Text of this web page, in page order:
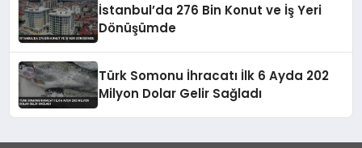
İstanbul’da 276 Bin Konut ve İş Yeri
Dönüşümde
Türk Somonu İhracatı İlk 6 Ayda 202
Milyon Dolar Gelir Sağladı